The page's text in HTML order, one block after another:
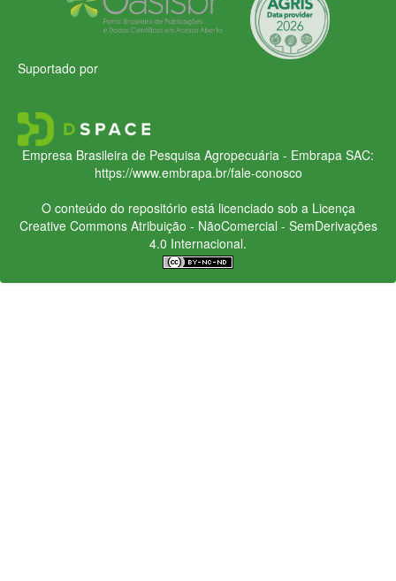
Suportado por
Empresa Brasileira de Pesquisa Agropecuária - Embrapa SAC:
https://www.embrapa.br/fale-conosco
O conteúdo do repositório está licenciado sob a Licença
Creative CommonsAtribuição - NãoComercial - SemDerivações
4.0 Internacional.